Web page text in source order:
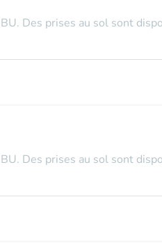
Des prises au sol sont
Des prises au sol sont